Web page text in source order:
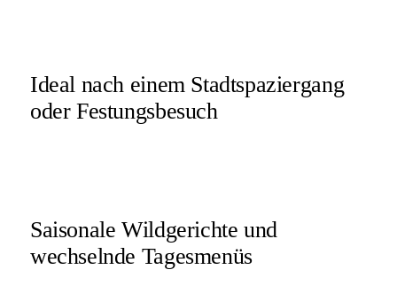
Ideal nach einem Stadtspaziergang
oder Festungsbesuch
Saisonale Wildgerichte und
wechselnde Tagesmenüs